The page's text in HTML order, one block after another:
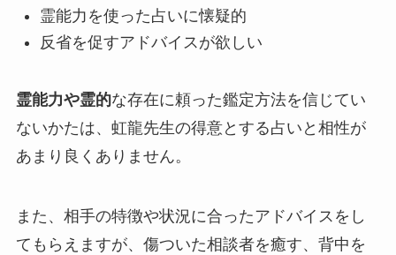
霊能力を使った占いに懐疑的
反省を促すアドバイスが欲しい
霊能力や霊的な存在に頼った鑑定方法を信じてい
ないかたは、虹龍先生の得意とする占いと相性が
あまり良くありません。
また、相手の特徴や状況に合ったアドバイスをし
てもらえますが、傷ついた相談者を癒す、背中を